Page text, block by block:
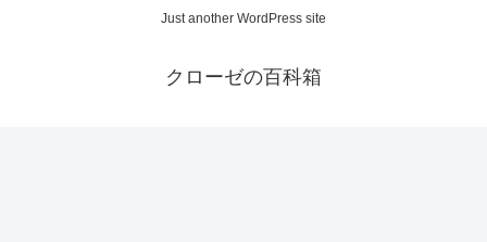
Just another WordPress site
クローゼの百科箱